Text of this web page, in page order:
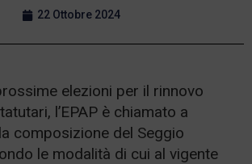
22 Ottobre 2024
elezioni per il rinnovo
l’EPAP è chiamato a
composizione del Seggio
le modalità di cui al vigente